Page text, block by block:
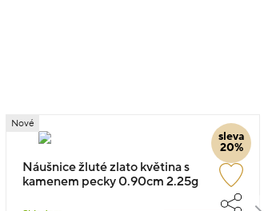
sleva
20%
Nové
Náušnice žluté zlato květina s
kamenem pecky 0.90cm 2.25g